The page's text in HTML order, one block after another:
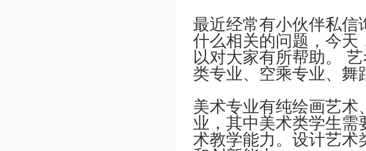
最近经常有小伙伴私信
什么相关的问题，今天
以对大家有所帮助。
类专业、空乘专业、舞
美术专业有纯绘画艺术
业，其中美术类学生需
术教学能力。设计艺术